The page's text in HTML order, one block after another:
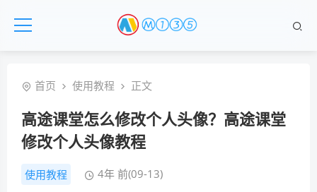
首页 使用教程 正文
高途课堂怎么修改个人头像？高途课堂
修改个人头像教程
使用教程 4年 前(09-13)